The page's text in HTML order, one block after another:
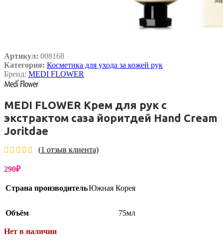
Артикул: 008168
Категория: Косметика для ухода за кожей рук
Бренд: MEDI FLOWER
MEDI FLOWER Крем для рук с
экстрактом саза йоритдей Hand Cream
Joritdae
(1 отзыв клиента)
290₽
Страна производительЮжная Корея
Объём 75мл
Нет в наличии